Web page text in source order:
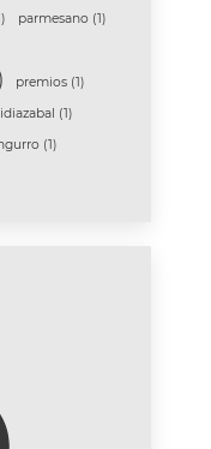
parmesano (1)
premios (1)
(1)
(1)